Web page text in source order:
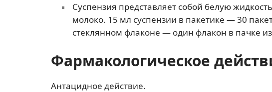
Суспензия представляет собой белую
молоко. 15 мл суспензии в пакетике — 30
стеклянном флаконе — один флакон в пачке
Фармакологическое
Антацидное действие.